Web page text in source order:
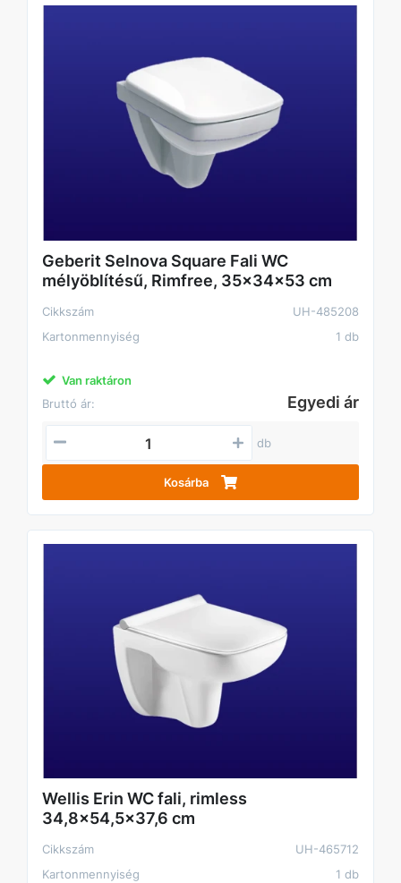
Geberit Selnova Square Fali WC
mélyöblítésű, Rimfree, 35x34x53 cm
Cikkszám
UH-485208
Kartonmennyiség
1 db
Van raktáron
Bruttó ár:
Egyedi ár
db
Kosárba
Wellis Erin WC fali, rimless
34,8x54,5x37,6 cm
Cikkszám
UH-465712
Kartonmennyiség
1 db